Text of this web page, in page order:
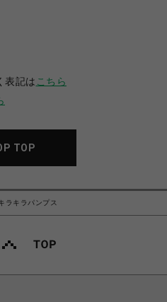
表記は こちら
TOP
ラキラパンプス